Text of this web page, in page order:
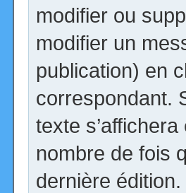
modifier ou
modifier un
publication) en
correspondant.
texte
nombre de fois
dernière